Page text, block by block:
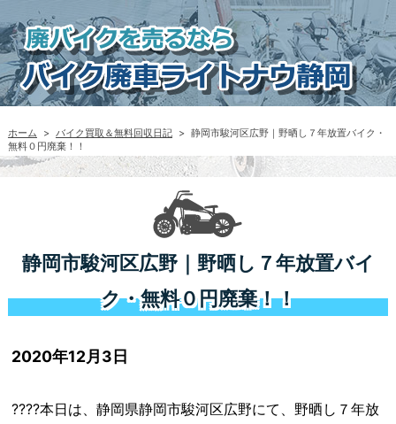
ホーム > バイク買取＆無料回収日記 > 静岡市駿河区広野｜野晒し７年放置バイク・
無料０円廃棄！！
静岡市駿河区広野｜野晒し７年放置バイ
ク・無料０円廃棄！！
2020年12月3日
????本日は、静岡県静岡市駿河区広野にて、野晒し７年放